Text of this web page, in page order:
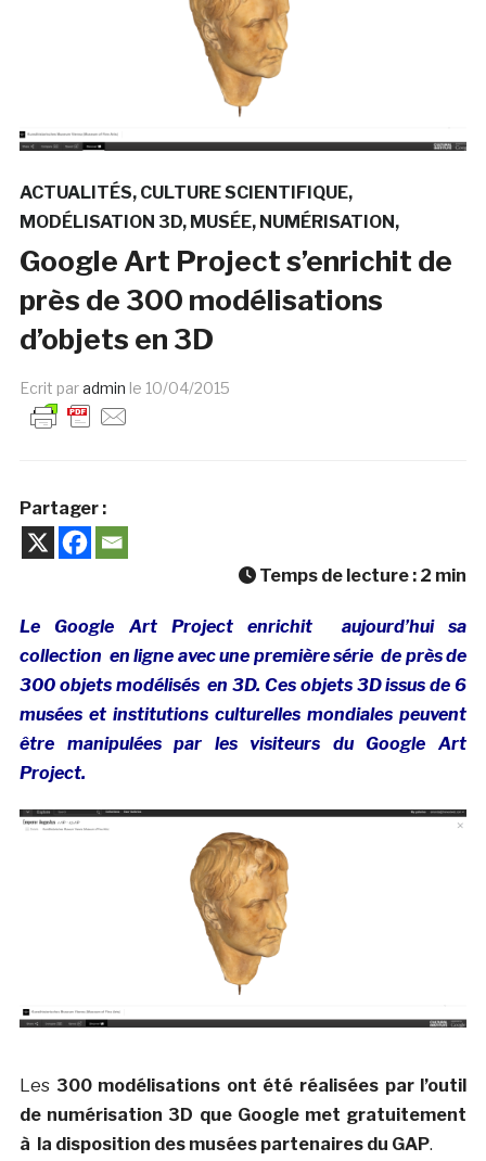
ACTUALITÉS CULTURE SCIENTIFIQUE
MODÉLISATION 3D MUSÉE NUMÉRISATION
Google Art Project s’enrichit de
près de 300 modélisations
d’objets en 3D
Ecrit paradmin le 10/04/2015
Partager :
Temps de lecture : 2 min
Le Google Art Project enrichit aujourd’hui sa
collection en ligne avec une première série de près de
300 objets modélisés en 3D. Ces objets 3D issus de 6
musées et institutions culturelles mondiales peuvent
être manipulées par les visiteurs du Google Art
Project.
Les 300 modélisations ont été réalisées par l’outil
de numérisation 3D que Google met gratuitement
à la disposition des musées partenaires du GAP.